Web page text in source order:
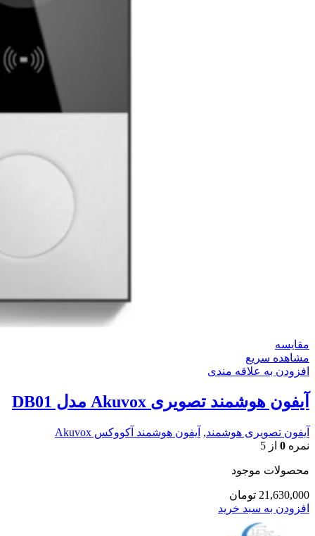
مقایسه
مشاهده سریع
افزودن به علاقه مندی
آیفون هوشمند تصویری Akuvox مدل DB01
آیفون تصویری هوشمند, آیفون هوشمند آکووکس Akuvox
نمره 0 از 5
محصولات موجود
21,630,000 تومان
افزودن به سبد خرید